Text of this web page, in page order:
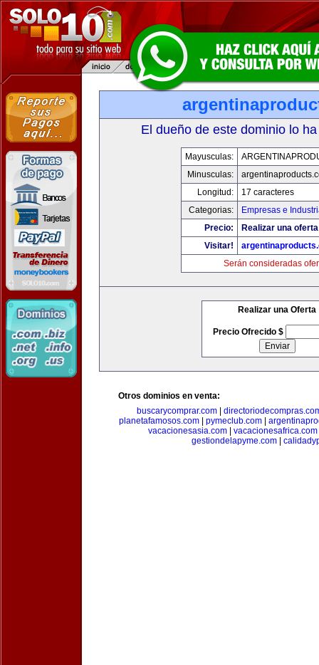
El dueño de este dominio lo
Mayusculas:
Minusculas:
Longitud:
17 caracteres
Categorias:
Empresas e
Precio:
Realizar una
Visitar!
Serán consideradas
Realizar una Oferta
Precio Ofrecido $
Otros dominios en venta:
buscarycomprar.com|
planetafamosos.com| pymeclub.com|
vacacionesasia.com
vacacionesafrica.com
gestiondelapyme.com|